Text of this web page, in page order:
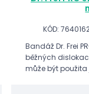
KÓD:
Bandáž Dr. Frei
běžných
může být